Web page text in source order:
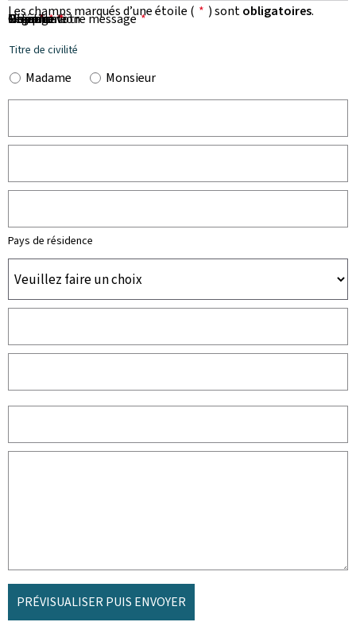
Les champs marqués d’une étoile ( * ) sontobligatoires.
Titre de civilité
Madame Monsieur
Prénom *
Nom *
Organisation
Pays de résidence
E-mail *
Téléphone
Objet de votre message *
Message *
PRÉVISUALISER PUIS ENVOYER